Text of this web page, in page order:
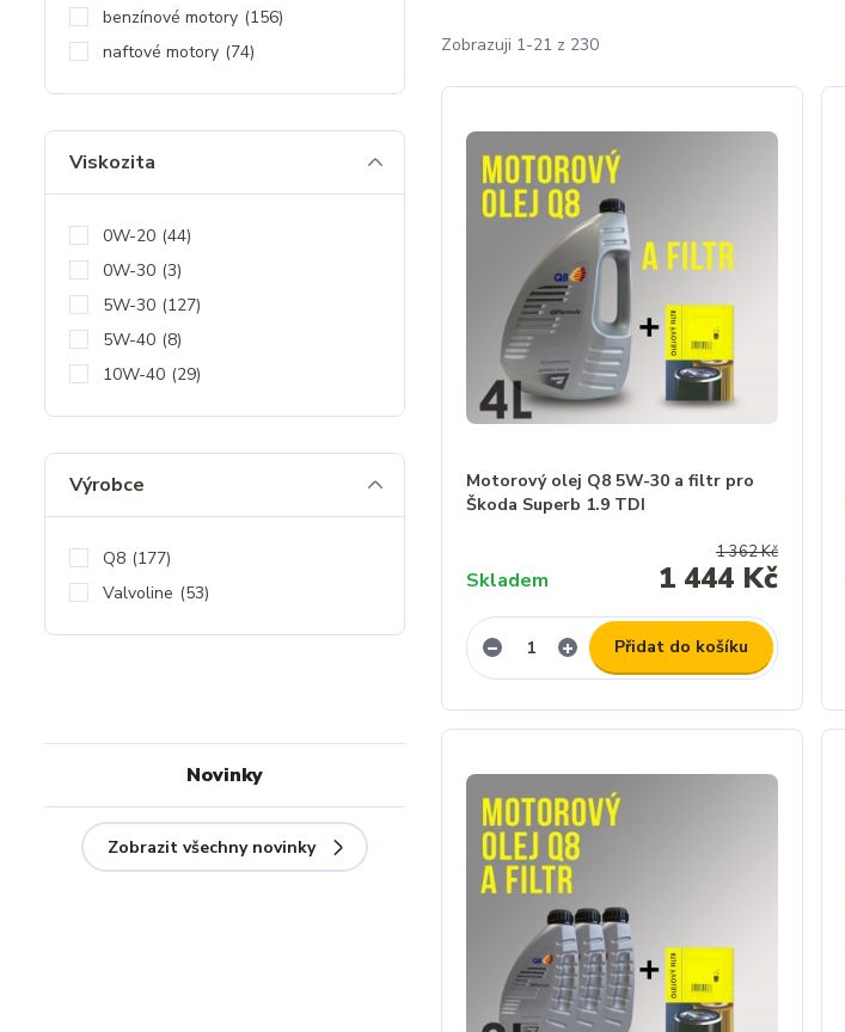
Zobrazuji 1-21 z 230
Motorový olej Q8 5W-30 a filtr pro
Škoda Superb 1.9 TDI
1 362 Kč
1 444 Kč
Skladem
Přidat do košíku
benzínové motory (156)
naftové motory (74)
Viskozita
0W-20 (44)
0W-30 (3)
5W-30 (127)
5W-40 (8)
10W-40 (29)
Výrobce
Q8 (177)
Valvoline (53)
Novinky
Zobrazit všechny novinky